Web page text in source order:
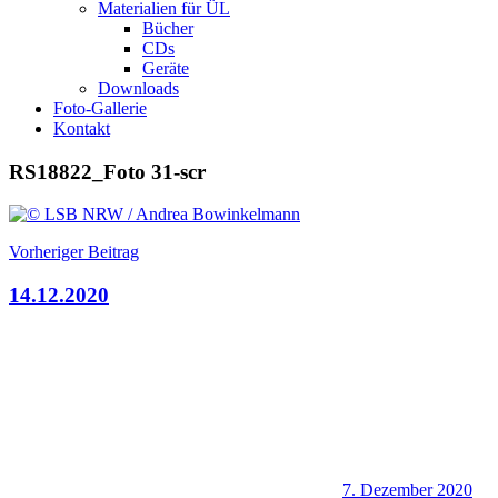
Materialien für ÜL
Bücher
CDs
Geräte
Downloads
Foto-Gallerie
Kontakt
RS18822_Foto 31-scr
Beitragsnavigation
Vorheriger Beitrag
14.12.2020
7. Dezember 2020